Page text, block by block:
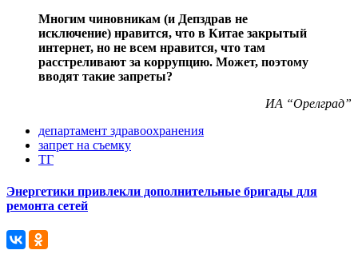
Многим чиновникам (и Депздрав не
исключение) нравится, что в Китае закрытый
интернет, но не всем нравится, что там
расстреливают за коррупцию. Может, поэтому
вводят такие запреты?
ИА “Орелград”
департамент здравоохранения
запрет на съемку
ТГ
Энергетики привлекли дополнительные бригады для
ремонта сетей